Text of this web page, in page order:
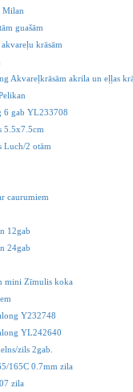
Milan
guašām
krāsām
Akvareļkrāsām akrila un eļļas
6 gab YL233708
5.5x7.5cm
Luch/2 otām
caurumiem
12gab
24gab
mini Zīmulis koka
Y232748
YL242640
zils 2gab.
165C 0.7mm zila
zila